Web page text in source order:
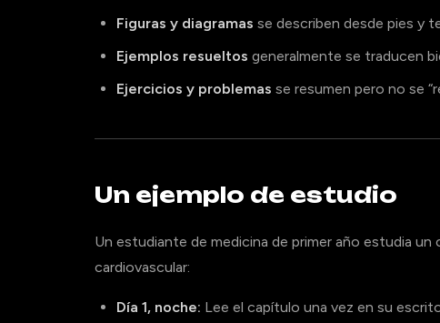
Figuras y diagramas se describen desde pies y
Ejemplos resueltos generalmente se traducen
Ejercicios y problemas se resumen pero no se
Un ejemplo de estudio
Un estudiante de medicina de primer año estudia
cardiovascular:
Día 1, noche: Lee el capítulo una vez en su